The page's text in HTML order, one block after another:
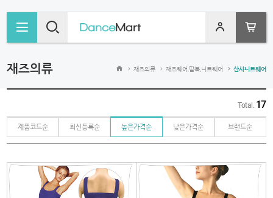
재즈의류 재즈의류 재즈웨어,땀복,니트웨어 산샤니트웨어
Total. 17
제품코드순 최신등록순 높은가격순 낮은가격순 브랜드순